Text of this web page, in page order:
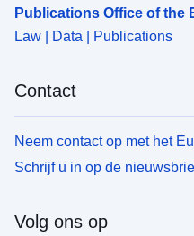
Publications Office of the
Law | Data | Publications
Contact
Neem contact op met het
Schrijf u in op de
Volg ons op